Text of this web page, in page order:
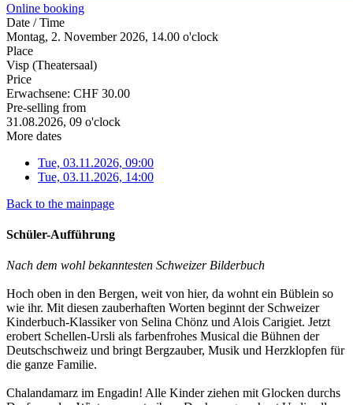
Online booking
Date / Time
Montag, 2. November 2026, 14.00 o'clock
Place
Visp (Theatersaal)
Price
Erwachsene: CHF 30.00
Pre-selling from
31.08.2026, 09 o'clock
More dates
Tue, 03.11.2026, 09:00
Tue, 03.11.2026, 14:00
Back to the mainpage
Schüler-Aufführung
Nach dem wohl bekanntesten Schweizer Bilderbuch
Hoch oben in den Bergen, weit von hier, da wohnt ein Büblein so
wie ihr. Mit diesen zauberhaften Worten beginnt der Schweizer
Kinderbuch-Klassiker von Selina Chönz und Alois Carigiet. Jetzt
erobert Schellen-Ursli als farbenfrohes Musical die Bühnen der
Deutschschweiz und bringt Bergzauber, Musik und Herzklopfen für
die ganze Familie.
Chalandamarz im Engadin! Alle Kinder ziehen mit Glocken durchs